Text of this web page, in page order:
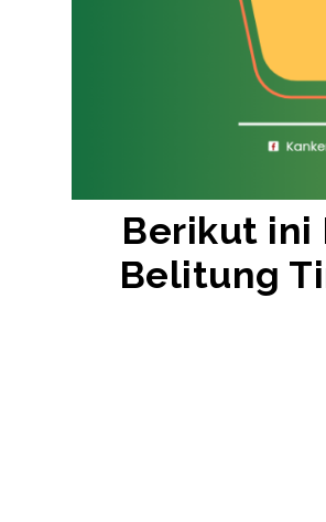
Berikut ini
Belitung